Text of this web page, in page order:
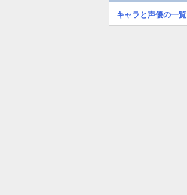
キャラと声優の一覧